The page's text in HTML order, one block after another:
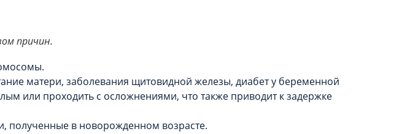
причин.
матери, заболевания щитовидной железы, диабет у беременной
или проходить с осложнениями, что также приводит к задержке
полученные в новорожденном возрасте.